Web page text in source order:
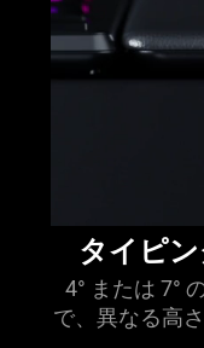
タイピ
4° または 7°
で、異なる高